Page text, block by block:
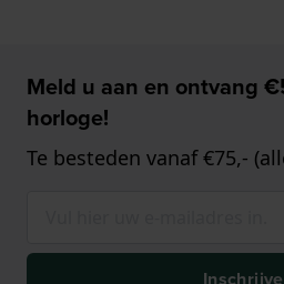
Meld u aan en ontvang
horloge!
Te besteden vanaf €75,-